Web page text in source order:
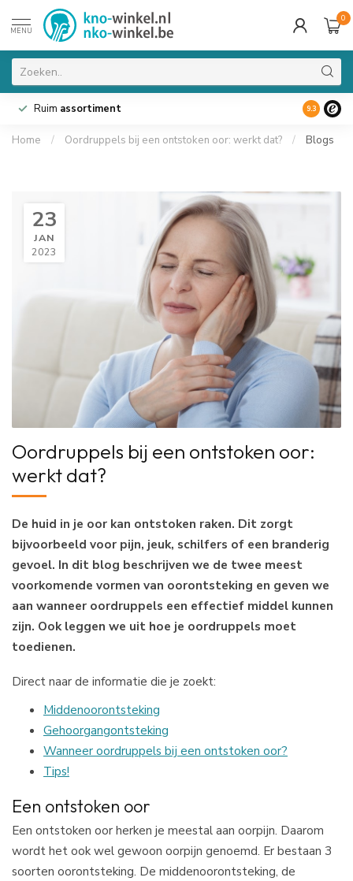
MENU
0
Ruim assortiment 9.3
Home / Oordruppels bij een ontstoken oor: werkt dat? / Blogs
23
JAN
2023
Oordruppels bij een ontstoken oor:
werkt dat?
De huid in je oor kan ontstoken raken. Dit zorgt
bijvoorbeeld voor pijn, jeuk, schilfers of een branderig
gevoel. In dit blog beschrijven we de twee meest
voorkomende vormen van oorontsteking en geven we
aan wanneer oordruppels een effectief middel kunnen
zijn. Ook leggen we uit hoe je oordruppels moet
toedienen.
Direct naar de informatie die je zoekt:
Middenoorontsteking
Gehoorgangontsteking
Wanneer oordruppels bij een ontstoken oor?
Tips!
Een ontstoken oor
Een ontstoken oor herken je meestal aan oorpijn. Daarom
wordt het ook wel gewoon oorpijn genoemd. Er bestaan 3
soorten oorontsteking. De middenoorontsteking, de